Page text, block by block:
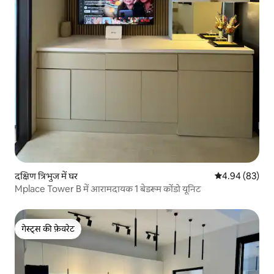
दक्षिण त्रिभुज में घर औसत रेटिंग 5 में
4.94 (83)
Mplace Tower B में आरामदायक 1 बेडरूम कोंडो यूनिट
गेस्ट्स की फ़ेवरेट
गेस्ट्स की फ़ेवरेट